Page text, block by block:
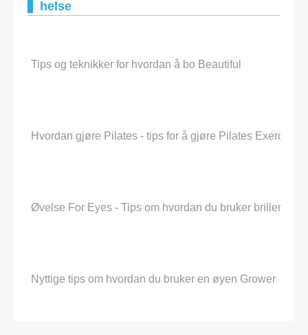
helse
Tips og teknikker for hvordan å bo Beautiful
Hvordan gjøre Pilates - tips for å gjøre Pilates Exercises
Øvelse For Eyes - Tips om hvordan du bruker briller
Nyttige tips om hvordan du bruker en øyen Grower